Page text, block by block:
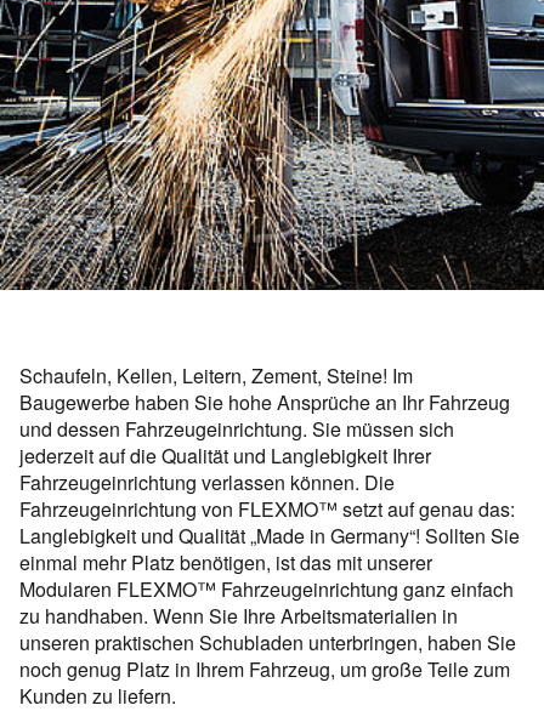
Schaufeln, Kellen, Leitern, Zement, Steine! Im
Baugewerbe haben Sie hohe Ansprüche an Ihr Fahrzeug
und dessen Fahrzeugeinrichtung. Sie müssen sich
jederzeit auf die Qualität und Langlebigkeit Ihrer
Fahrzeugeinrichtung verlassen können. Die
Fahrzeugeinrichtung von FLEXMO™ setzt auf genau das:
Langlebigkeit und Qualität „Made in Germany“! Sollten Sie
einmal mehr Platz benötigen, ist das mit unserer
Modularen FLEXMO™ Fahrzeugeinrichtung ganz einfach
zu handhaben. Wenn Sie Ihre Arbeitsmaterialien in
unseren praktischen Schubladen unterbringen, haben Sie
noch genug Platz in Ihrem Fahrzeug, um große Teile zum
Kunden zu liefern.